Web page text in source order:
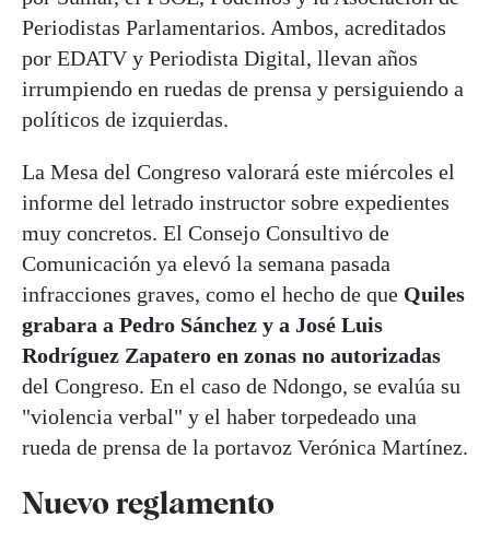
Periodistas Parlamentarios. Ambos, acreditados
por EDATV y Periodista Digital, llevan años
irrumpiendo en ruedas de prensa y persiguiendo a
políticos de izquierdas.
La Mesa del Congreso valorará este miércoles el
informe del letrado instructor sobre expedientes
muy concretos. El Consejo Consultivo de
Comunicación ya elevó la semana pasada
infracciones graves, como el hecho de que Quiles
grabara a Pedro Sánchez y a José Luis
Rodríguez Zapatero en zonas no autorizadas
del Congreso. En el caso de Ndongo, se evalúa su
"violencia verbal" y el haber torpedeado una
rueda de prensa de la portavoz Verónica Martínez.
Nuevo reglamento